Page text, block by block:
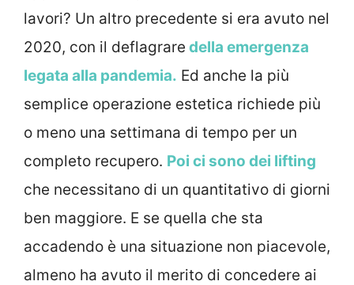
lavori? Un altro precedente si era avuto nel
2020, con il deflagrare della emergenza
legata alla pandemia. Ed anche la più
semplice operazione estetica richiede più
o meno una settimana di tempo per un
completo recupero. Poi ci sono dei lifting
che necessitano di un quantitativo di giorni
ben maggiore. E se quella che sta
accadendo è una situazione non piacevole,
almeno ha avuto il merito di concedere ai